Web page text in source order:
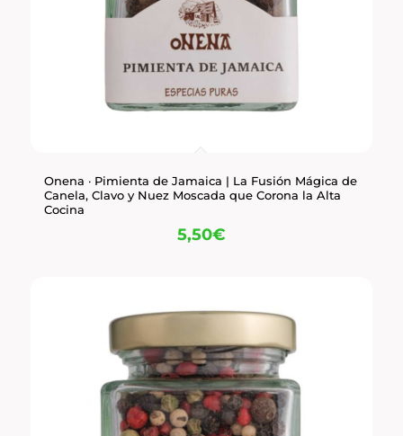
Onena · Pimienta de Jamaica | La Fusión Mágica de
Canela, Clavo y Nuez Moscada que Corona la Alta
Cocina
5,50€